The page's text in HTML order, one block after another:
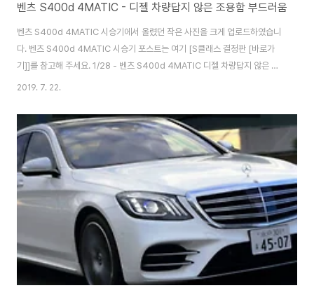
벤츠 S400d 4MATIC - 디젤 차량답지 않은 조용함 부드러움
벤츠 S400d 4MATIC 시승기에서 올렸던 작은 사진을 크게 업로드하였습니
다. 벤츠 S400d 4MATIC 시승기 포스트는 여기 [S클래스 결정판 [바로가
기]]를 참고해 주세요. 1/28 - 벤츠 S400d 4MATIC 디젤 차량답지 않은 조
용함과 부드러움 2/28 - 새로 개발된 직렬 6기통 디젤 엔진을 탑재하는 "벤츠
년 9월에 일본 출시가 되었습니다. 3/28 - 수평함을 기반으로 인스트루먼트
패널을 채용하여 좌우 방향의 넓이가 강조된 인테리어. 포플러 우드 인테리어
트림과 진짜 가죽을 감은 우드 스티어링 휠은 옵션 "AMG 라인 플러스"에 포함
되어 있습니다. 4/28 - "레자 익스클루시브 패키지"를 선택한 ..
2019. 7. 22.